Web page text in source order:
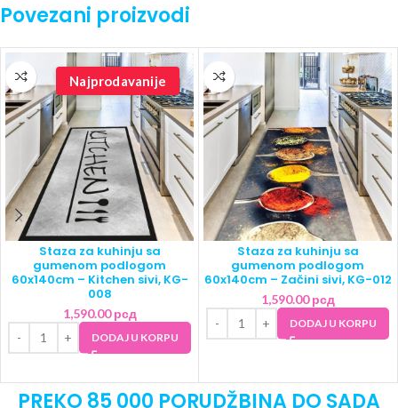
Povezani proizvodi
Najprodavanije
Staza za kuhinju sa
gumenom podlogom
60x140cm – Kitchen sivi, KG-
008
1,590.00рсд
DODAJ U KORPU
Staza za kuhinju sa
gumenom podlogom
60x140cm – Začini sivi, KG-012
1,590.00рсд
DODAJ U KORPU
PREKO 85 000 PORUDŽBINA DO SADA